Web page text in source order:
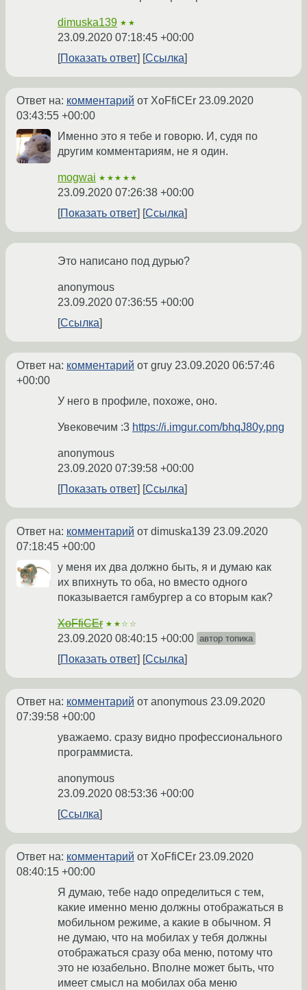
dimuska139 ★★
23.09.2020 07:18:45 +00:00
Показать ответ
Ссылка
Ответ на: комментарий от XoFfiCEr 23.09.2020
03:43:55 +00:00
Именно это я тебе и говорю. И, судя по
другим комментариям, не я один.
mogwai ★★★★★
23.09.2020 07:26:38 +00:00
Показать ответ
Ссылка
Это написано под дурью?
anonymous
23.09.2020 07:36:55 +00:00
Ссылка
Ответ на: комментарий от gruy 23.09.2020 06:57:46
+00:00
У него в профиле, похоже, оно.
Увековечим :3 https://i.imgur.com/bhqJ80y.png
anonymous
23.09.2020 07:39:58 +00:00
Показать ответ
Ссылка
Ответ на: комментарий от dimuska139 23.09.2020
07:18:45 +00:00
у меня их два должно быть, я и думаю как
их впихнуть то оба, но вместо одного
показывается гамбургер а со вторым как?
XoFfiCEr ★★☆☆
23.09.2020 08:40:15 +00:00 автор топика
Показать ответ Ссылка
Ответ на: комментарий от anonymous 23.09.2020
07:39:58 +00:00
уважаемо. сразу видно профессионального
программиста.
anonymous
23.09.2020 08:53:36 +00:00
Ссылка
Ответ на: комментарий от XoFfiCEr 23.09.2020
08:40:15 +00:00
Я думаю, тебе надо определиться с тем,
какие именно меню должны отображаться в
мобильном режиме, а какие в обычном. Я
не думаю, что на мобилах у тебя должны
отображаться сразу оба меню, потому что
это не юзабельно. Вполне может быть, что
имеет смысл на мобилах оба меню